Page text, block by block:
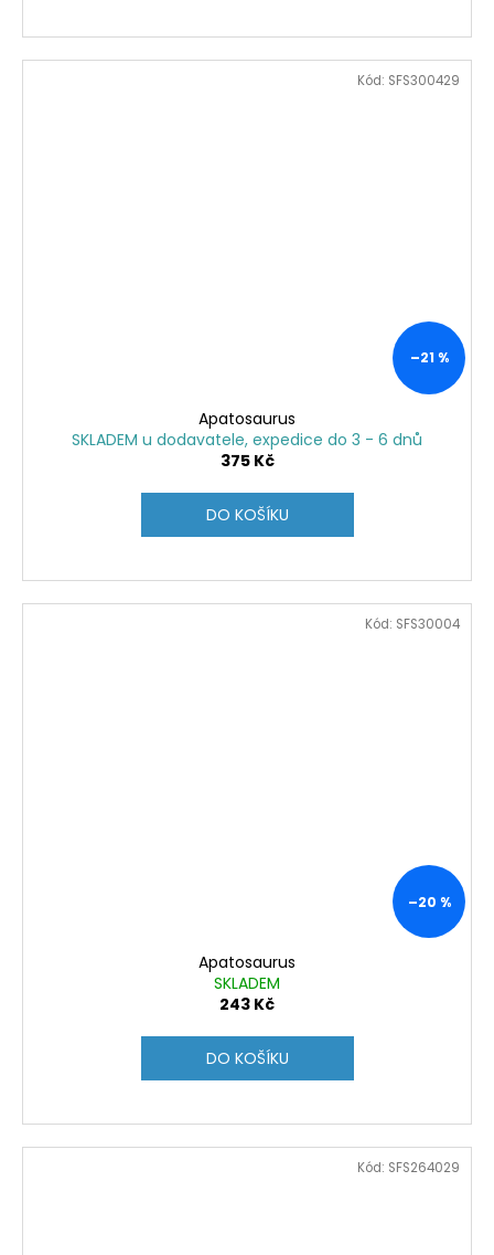
–21 %
Apatosaurus
SKLADEM u dodavatele, expedice do 3 - 6 dnů
375 Kč
DO KOŠÍKU
Kód: SFS300429
–20 %
Apatosaurus
SKLADEM
243 Kč
DO KOŠÍKU
Kód: SFS30004
Kód: SFS264029